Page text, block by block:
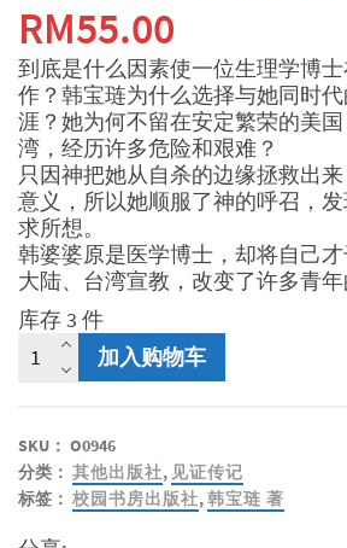
RM55.00
到底是什么因素使一位生理学博
作？韩宝琏为什么选择与她同时
涯？她为何不留在安定繁荣的美
湾，经历许多危险和艰难？
只因神把她从自杀的边缘拯救出
意义，所以她顺服了神的呼召，
求所想。
韩婆婆原是医学博士，却将自己
大陆、台湾宣教，改变了许多青年
库存 3 件
韩
婆
不
同
凡
加入购物车
SKU： O0946
分类： 其他出版社, 见证传记
标签： 校园书房出版社,韩宝琏 著